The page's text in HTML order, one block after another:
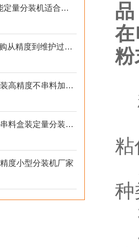
5头坚果颗粒多功能定量分装机适合小作坊
粉末定量分装机选购从精度到维护过程的步骤
60头敲豆豆颗粒瓶装高精度不串料加大料仓定量分装机非标定制
32头异型钻颗粒不串料盒装定量分装机厂家供应
度小型分装机厂家
粉
粘
种